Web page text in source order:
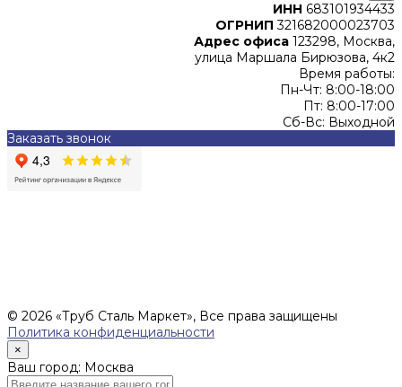
ИНН 683101934433
ОГРНИП 321682000023703
Адрес офиса 123298, Москва,
улица Маршала Бирюзова, 4к2
Время работы:
Пн-Чт: 8:00-18:00
Пт: 8:00-17:00
Сб-Вс: Выходной
Заказать звонок
© 2026 «Труб Сталь Маркет», Все права защищены
Политика конфиденциальности
×
Ваш город: Москва